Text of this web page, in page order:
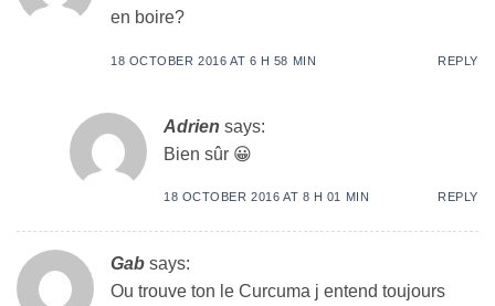
en boire?
18 OCTOBER 2016 AT 6 H 58 MIN REPLY
Adrien says:
Bien sûr 😀
18 OCTOBER 2016 AT 8 H 01 MIN REPLY
Gab says:
Ou trouve ton le Curcuma j entend toujours